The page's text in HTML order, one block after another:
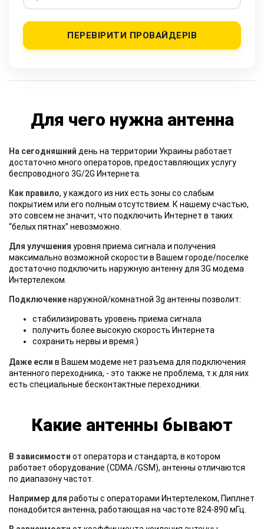
ПЕРЕВІРИТИ ПРОВАЙДЕРІВ
Для чего нужна антенна
На сегодняшний день на территории Украины работает
достаточно много операторов, предоставляющих услугу
беспроводного 3G/2G Интернета.
Как правило, у каждого из них есть зоны со слабым
покрытием или его полным отсутствием. К нашему счастью,
это совсем не значит, что подключить Интернет в таких
“белых пятнах” невозможно.
Для улучшения уровня приема сигнала и получения
максимально возможной скорости в Вашем городе/поселке
достаточно подключить наружную антенну для 3G модема
Интертелеком.
Подключениенаружной/комнатной 3g антенны позволит:
стабилизировать уровень приема сигнала
получить более высокую скорость Интернета
сохранить нервы и время:)
Даже если в Вашем модеме нет разъема для подключения
антенного переходника, - это также не проблема, т.к для них
есть специальные бесконтактные переходники.
Какие антенны бывают
В зависимости от оператора и стандарта, в котором
работает оборудование (CDMA /GSM), антенны отличаются
по диапазону частот.
Например для работы с операторами Интертелеком, Пиплнет
понадобится антенна, работающая на частоте 824-890 мГц.